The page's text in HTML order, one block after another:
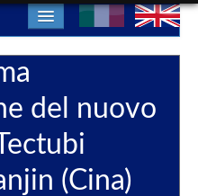
del nuovo
(Cina)